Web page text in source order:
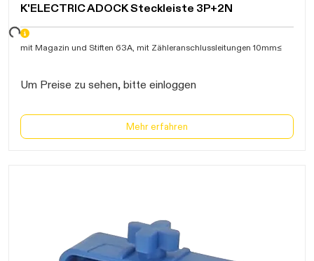
K'ELECTRIC ADOCK Steckleiste 3P+2N
Daten werden geladen. Bitte warten...
mit Magazin und Stiften 63A, mit Zähleranschlussleitungen 10mm≤
Um Preise zu sehen, bitte einloggen
Mehr erfahren